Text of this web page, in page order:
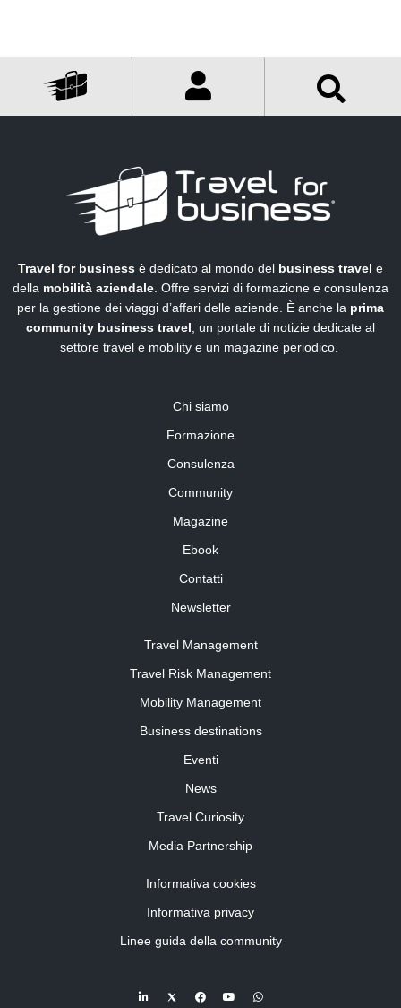
Travel for business è dedicato al mondo del business travel e
della mobilità aziendale . Offre servizi di formazione e consulenza
per la gestione dei viaggi d’affari delle aziende. È anche la prima
community business travel , un portale di notizie dedicate al
settore travel e mobility e un magazine periodico.
Chi siamo
Formazione
Consulenza
Community
Magazine
Ebook
Contatti
Newsletter
Travel Management
Travel Risk Management
Mobility Management
Business destinations
Eventi
News
Travel Curiosity
Media Partnership
Informativa cookies
Informativa privacy
Linee guida della community